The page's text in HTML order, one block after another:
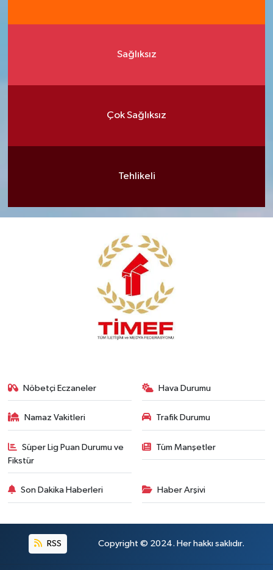
Sağlıksız
Çok Sağlıksız
Tehlikeli
Nöbetçi Eczaneler Hava Durumu
Namaz Vakitleri Trafik Durumu
Süper Lig Puan Durumu ve
Fikstür
Tüm Manşetler
Son Dakika Haberleri Haber Arşivi
RSS Copyright © 2024. Her hakkı saklıdır.